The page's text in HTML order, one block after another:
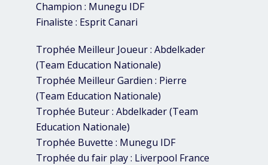
Champion : Munegu IDF
Finaliste : Esprit Canari
Trophée Meilleur Joueur : Abdelkader
(Team Education Nationale)
Trophée Meilleur Gardien : Pierre
(Team Education Nationale)
Trophée Buteur : Abdelkader (Team
Education Nationale)
Trophée Buvette : Munegu IDF
Trophée du fair play : Liverpool France